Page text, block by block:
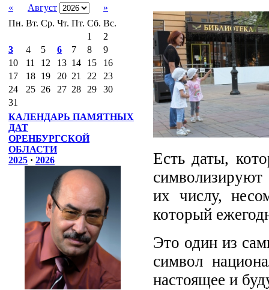
«
Август
»
Пн. Вт. Ср. Чт. Пт. Сб. Вс.
1
2
3
4 5 6 7 8
9
10
11 12 13 14 15
16
17
18 19 20 21 22
23
24
25 26 27 28 29
30
31
КАЛЕНДАРЬ ПАМЯТНЫХ
ДАТ
ОРЕНБУРГСКОЙ
ОБЛАСТИ
2025 · 2026
Есть даты,
их числу,
который
Это один из
символ
настоящее и